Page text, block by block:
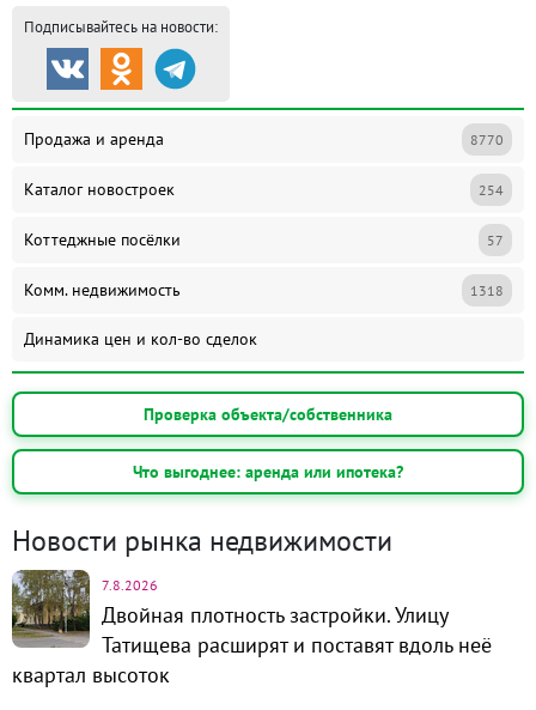
Подписывайтесь на новости:
Продажа и аренда 8770
Каталог новостроек 254
Коттеджные посёлки 57
Комм. недвижимость 1318
Динамика цен и кол-во сделок
Проверка объекта/собственника
Что выгоднее: аренда или ипотека?
Новости рынка недвижимости
7.8.2026
Двойная плотность застройки. Улицу
Татищева расширят и поставят вдоль неё
квартал высоток